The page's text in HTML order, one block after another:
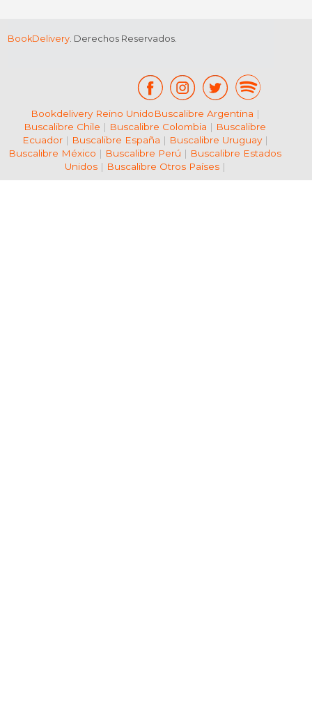
BookDelivery. Derechos Reservados.
Bookdelivery Reino UnidoBuscalibre Argentina |
Buscalibre Chile | Buscalibre Colombia | Buscalibre
Ecuador| Buscalibre España | Buscalibre Uruguay|
Buscalibre México | Buscalibre Perú | Buscalibre Estados
Unidos| Buscalibre Otros Países|